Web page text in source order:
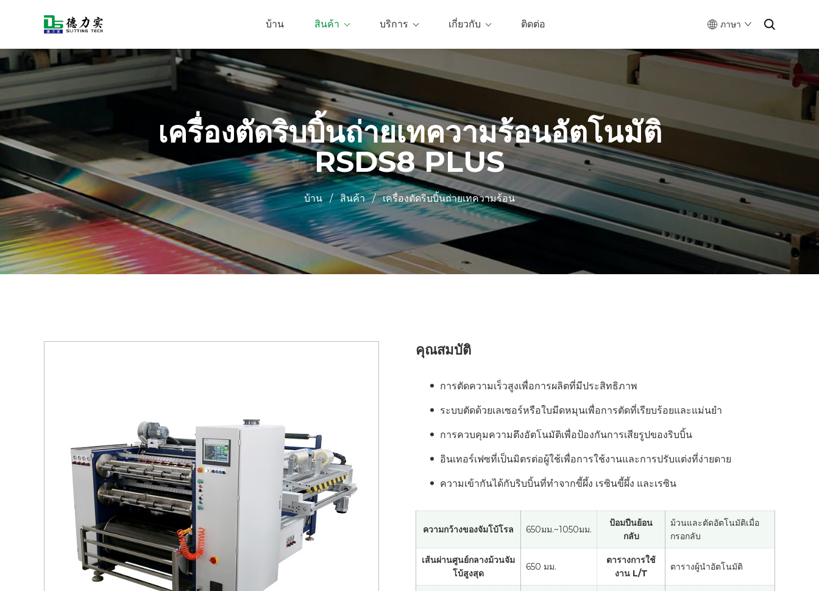
บ้าน สินค้า บริการ เกี่ยวกับ ติดต่อ ภาษา
เครื่องตัดริบบิ้นถ่ายเทความร้อนอัตโนมัติ
RSDS8 PLUS
บ้าน / สินค้า / เครื่องตัดริบบิ้นถ่ายเทความร้อน0
คุณสมบัติ
การตัดความเร็วสูงเพื่อการผลิตที่มีประสิทธิภาพ
ระบบตัดด้วยเลเซอร์หรือใบมีดหมุนเพื่อการตัดที่เรียบร้อยและแม่นยำ
การควบคุมความตึงอัตโนมัติเพื่อป้องกันการเสียรูปของริบบิ้น
อินเทอร์เฟซที่เป็นมิตรต่อผู้ใช้เพื่อการใช้งานและการปรับแต่งที่ง่ายดาย
ความเข้ากันได้กับริบบิ้นที่ทำจากขี้ผึ้ง เรซินขี้ผึ้ง และเรซิน
ความกว้างของจัมโบ้โรล 650มม.~1050มม.
ป้อมปืนย้อน
กลับ
ม้วนและตัดอัตโนมัติเมื่อ
กรอกลับ
เส้นผ่านศูนย์กลางม้วนจัม
โบ้สูงสุด
650 มม.
ตารางการใช้
งาน L/T
ตารางผู้นำอัตโนมัติ